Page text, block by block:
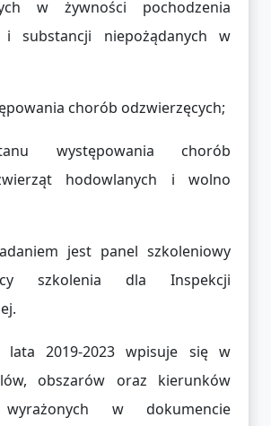
w żywności pochodzenia
i substancji niepożądanych w
chorób odzwierzęcych;
występowania chorób
hodowlanych i wolno
jest panel szkoleniowy
szkolenia dla Inspekcji
lata 2019-2023 wpisuje się w
obszarów oraz kierunków
w dokumencie